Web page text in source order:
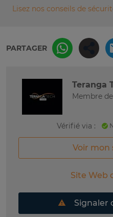
Lisez nos conseils de
PARTAGER
Teranga
Membre
Vérifié via :
Voir mon
Site Web
Signaler